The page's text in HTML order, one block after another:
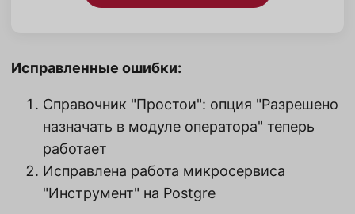
Исправленные ошибки:
Справочник "Простои": опция "Разрешено
назначать в модуле оператора" теперь
работает
Исправлена работа микросервиса
"Инструмент" на Postgre